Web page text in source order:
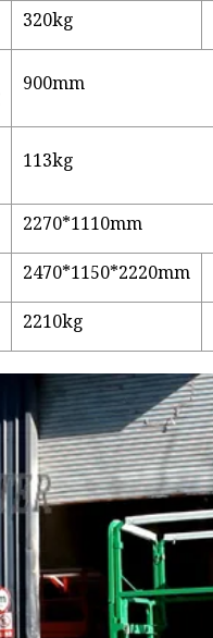
320kg
900mm
113kg
2270*1110mm
2470*1150*2220mm
2210kg